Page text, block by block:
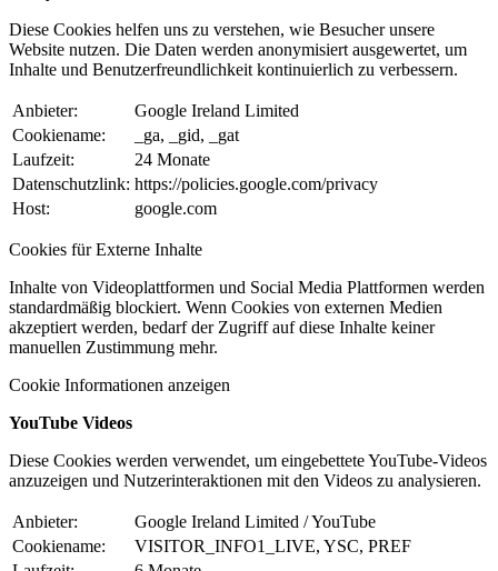
Diese Cookies helfen uns zu verstehen, wie Besucher unsere
Website nutzen. Die Daten werden anonymisiert ausgewertet, um
Inhalte und Benutzerfreundlichkeit kontinuierlich zu verbessern.
Anbieter:
Google Ireland Limited
Cookiename:
_ga, _gid, _gat
Laufzeit:
24 Monate
Datenschutzlink: https://policies.google.com/privacy
Host:
google.com
Cookies für Externe Inhalte
Inhalte von Videoplattformen und Social Media Plattformen werden
standardmäßig blockiert. Wenn Cookies von externen Medien
akzeptiert werden, bedarf der Zugriff auf diese Inhalte keiner
manuellen Zustimmung mehr.
Cookie Informationen anzeigen
YouTube Videos
Diese Cookies werden verwendet, um eingebettete YouTube-Videos
anzuzeigen und Nutzerinteraktionen mit den Videos zu analysieren.
Anbieter:
Google Ireland Limited / YouTube
Cookiename:
VISITOR_INFO1_LIVE, YSC, PREF